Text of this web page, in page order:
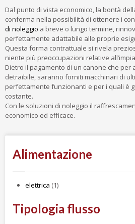
Dal punto di vista economico, la bontà
conferma nella possibilità di ottenere i
di noleggio a breve o lungo termine,
perfettamente adattabile alle proprie
Questa forma contrattuale si rivela
niente più preoccupazioni relative
Dietro il pagamento di un canone che per
detraibile, saranno forniti macchinari di
perfettamente funzionanti e per i quali è
costante.
Con le soluzioni di noleggio il
economico ed efficace.
Alimentazione
elettrica (1)
Tipologia flusso